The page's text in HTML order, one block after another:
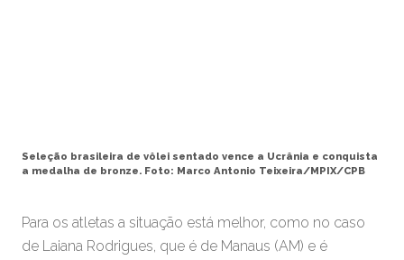
Seleção brasileira de vôlei sentado vence a Ucrânia e conquista
a medalha de bronze. Foto: Marco Antonio Teixeira/MPIX/CPB
Para os atletas a situação está melhor, como no caso
de Laiana Rodrigues, que é de Manaus (AM) e é